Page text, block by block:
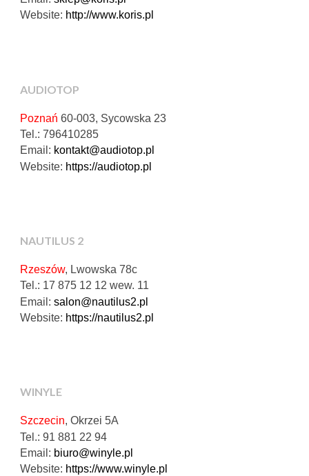
Website: http://www.koris.pl
AUDIOTOP
Poznań 60-003, Sycowska 23
Tel.: 796410285
Email: kontakt@audiotop.pl
Website: https://audiotop.pl
NAUTILUS 2
Rzeszów, Lwowska 78c
Tel.: 17 875 12 12 wew. 11
Email:salon@nautilus2.pl
Website: https://nautilus2.pl
WINYLE
Szczecin, Okrzei 5A
Tel.: 91 881 22 94
Email: biuro@winyle.pl
Website: https://www.winyle.pl